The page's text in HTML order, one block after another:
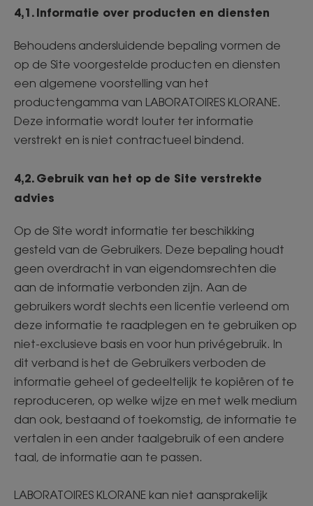
4,1. Informatie over producten en diensten
Behoudens andersluidende bepaling vormen de
op de Site voorgestelde producten en diensten
een algemene voorstelling van het
productengamma van LABORATOIRES KLORANE.
Deze informatie wordt louter ter informatie
verstrekt en is niet contractueel bindend.
4,2. Gebruik van het op de Site verstrekte
advies
Op de Site wordt informatie ter beschikking
gesteld van de Gebruikers. Deze bepaling houdt
geen overdracht in van eigendomsrechten die
aan de informatie verbonden zijn. Aan de
gebruikers wordt slechts een licentie verleend om
deze informatie te raadplegen en te gebruiken op
niet-exclusieve basis en voor hun privégebruik. In
dit verband is het de Gebruikers verboden de
informatie geheel of gedeeltelijk te kopiëren of te
reproduceren, op welke wijze en met welk medium
dan ook, bestaand of toekomstig, de informatie te
vertalen in een ander taalgebruik of een andere
taal, de informatie aan te passen.
LABORATOIRES KLORANE kan niet aansprakelijk